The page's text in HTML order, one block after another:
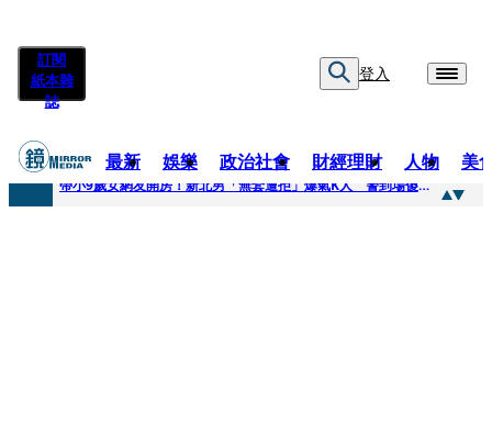
訂閱
紙本雜
誌
登入
最新 娛樂 政治社會 財經理財 人物 美
快訊
帶小9歲女網友開房！新北男「無套遭拒」爆氣K人 警到場傻眼搜到手銬、改造槍